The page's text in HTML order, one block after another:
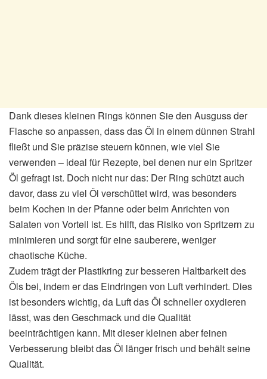
Dank dieses kleinen Rings können Sie den Ausguss der
Flasche so anpassen, dass das Öl in einem dünnen Strahl
fließt und Sie präzise steuern können, wie viel Sie
verwenden – ideal für Rezepte, bei denen nur ein Spritzer
Öl gefragt ist. Doch nicht nur das: Der Ring schützt auch
davor, dass zu viel Öl verschüttet wird, was besonders
beim Kochen in der Pfanne oder beim Anrichten von
Salaten von Vorteil ist. Es hilft, das Risiko von Spritzern zu
minimieren und sorgt für eine sauberere, weniger
chaotische Küche.
Zudem trägt der Plastikring zur besseren Haltbarkeit des
Öls bei, indem er das Eindringen von Luft verhindert. Dies
ist besonders wichtig, da Luft das Öl schneller oxydieren
lässt, was den Geschmack und die Qualität
beeinträchtigen kann. Mit dieser kleinen aber feinen
Verbesserung bleibt das Öl länger frisch und behält seine
Qualität.